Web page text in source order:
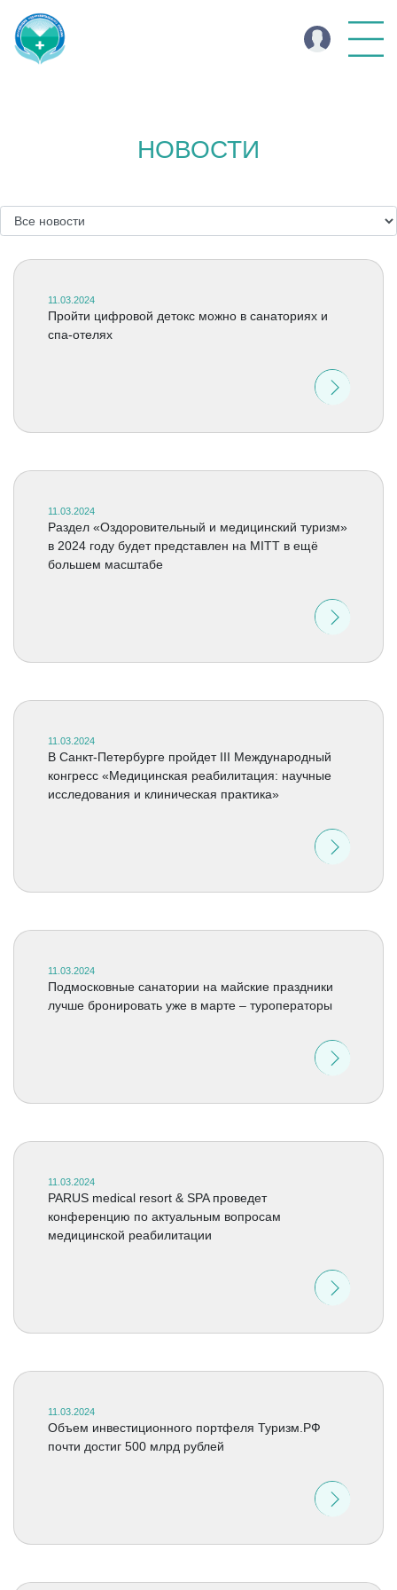
НОВОСТИ
11.03.2024
Пройти цифровой детокс можно в санаториях и
спа-отелях
11.03.2024
Раздел «Оздоровительный и медицинский туризм»
в 2024 году будет представлен на MITT в ещё
большем масштабе
11.03.2024
В Санкт-Петербурге пройдет III Международный
конгресс «Медицинская реабилитация: научные
исследования и клиническая практика»
11.03.2024
Подмосковные санатории на майские праздники
лучше бронировать уже в марте – туроператоры
11.03.2024
PARUS medical resort & SPA проведет
конференцию по актуальным вопросам
медицинской реабилитации
11.03.2024
Объем инвестиционного портфеля Туризм.РФ
почти достиг 500 млрд рублей